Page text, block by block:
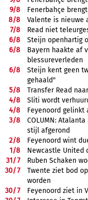
9/8
Fenerbahçe
8/8
Valente is nieuwe
7/8
Read niet
6/8
Steijn openhartig
6/8
Bayern haakte af
blessureverleden
6/8
Steijn kent geen
gehaald"
5/8
Transfer Read
4/8
Sliti wordt
4/8
Feyenoord gelinkt
3/8
COLUMN:
stijl afgerond
2/8
Feyenoord wint
1/8
Newcastle United
31/7
Ruben Schaken
30/7
Twente ziet bod
worden
30/7
Feyenoord ziet in